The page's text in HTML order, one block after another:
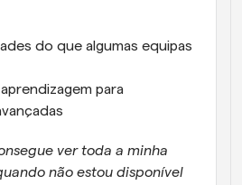
do que algumas equipas
para
ver toda a minha
não estou disponível